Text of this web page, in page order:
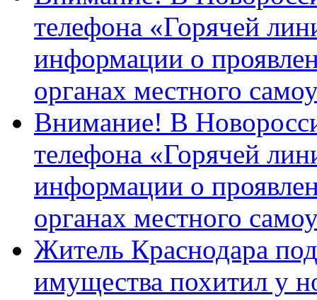
телефона «Горячей
информации о
органах местного
Внимание! В
телефона «Горячей
информации о
органах местного
Житель Краснодара
имущества похитил у